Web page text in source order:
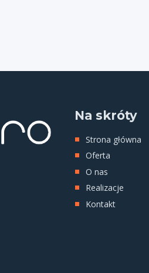
Na skróty
Strona główna
Oferta
O nas
Realizacje
Kontakt